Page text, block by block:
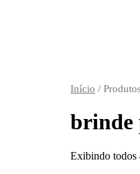
Início /
brinde
Exibindo todos